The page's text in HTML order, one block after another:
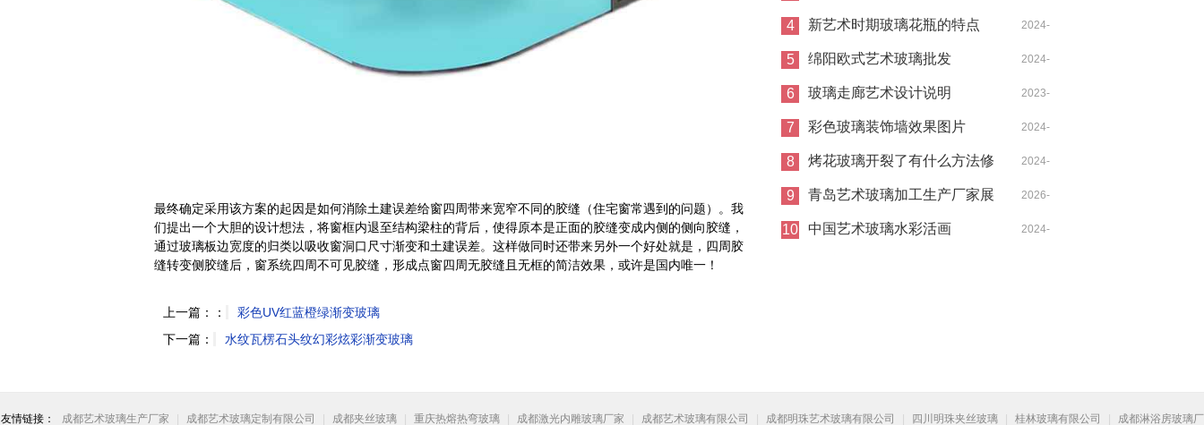
最终确定采用该方案的起因是如何消除土建误差给窗四周带来宽窄不同的胶缝（住宅窗常遇到的问题）。我
们提出一个大胆的设计想法，将窗框内退至结构梁柱的背后，使得原本是正面的胶缝变成内侧的侧向胶缝，
通过玻璃板边宽度的归类以吸收窗洞口尺寸渐变和土建误差。这样做同时还带来另外一个好处就是，四周胶
缝转变侧胶缝后，窗系统四周不可见胶缝，形成点窗四周无胶缝且无框的简洁效果，或许是国内唯一！
上一篇：：
彩色UV红蓝橙绿渐变玻璃
下一篇：
水纹瓦楞石头纹幻彩炫彩渐变玻璃
07-06
4 新艺术时期玻璃花瓶的特点 2024-
04-18
5 绵阳欧式艺术玻璃批发 2024-
05-30
6 玻璃走廊艺术设计说明 2023-
10-09
7 彩色玻璃装饰墙效果图片 2024-
06-06
8 烤花玻璃开裂了有什么方法修
复方法？
2024-
03-31
9 青岛艺术玻璃加工生产厂家展
览海报尺寸
2026-
06-17
10 中国艺术玻璃水彩活画 2024-
友情链接： 成都艺术玻璃生产厂家 成都艺术玻璃定制有限公司 成都夹丝玻璃 重庆热熔热弯玻璃 成都激光内雕玻璃厂家 成都艺术玻璃有限公司 成都明珠艺术玻璃有限公司 四川明珠夹丝玻璃 桂林玻璃有限公司 成都淋浴房玻璃厂